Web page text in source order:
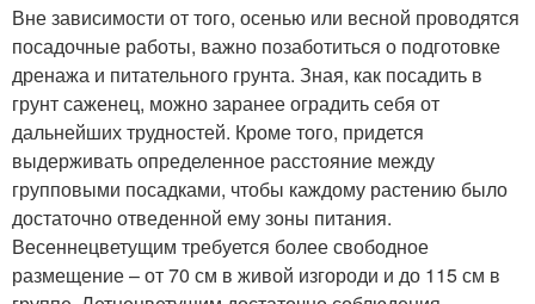
Вне зависимости от того, осенью или весной проводятся
посадочные работы, важно позаботиться о подготовке
дренажа и питательного грунта. Зная, как посадить в
грунт саженец, можно заранее оградить себя от
дальнейших трудностей. Кроме того, придется
выдерживать определенное расстояние между
групповыми посадками, чтобы каждому растению было
достаточно отведенной ему зоны питания.
Весеннецветущим требуется более свободное
размещение – от 70 см в живой изгороди и до 115 см в